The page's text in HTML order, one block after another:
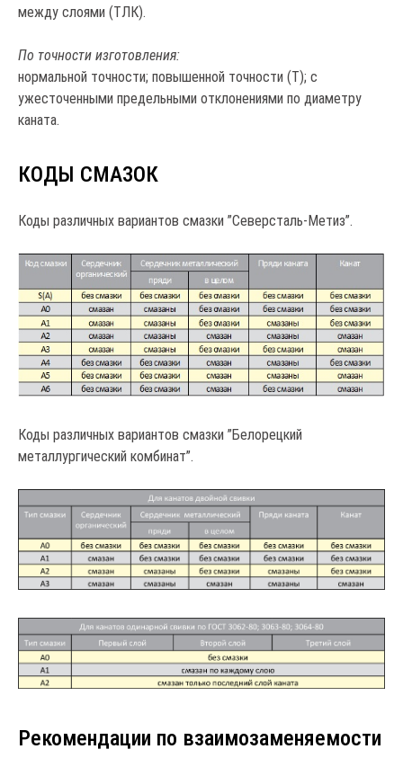
между слоями (ТЛК).
По точности изготовления:
нормальной точности; повышенной точности (Т); с
ужесточенными предельными отклонениями по диаметру
каната.
КОДЫ СМАЗОК
Коды различных вариантов смазки ”Северсталь-Метиз”.
Коды различных вариантов смазки ”Белорецкий
металлургический комбинат”.
Рекомендации по взаимозаменяемости